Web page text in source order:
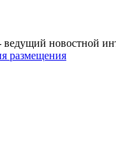
ведущий новостной
размещения